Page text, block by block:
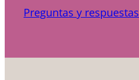
Preguntas y respuestas